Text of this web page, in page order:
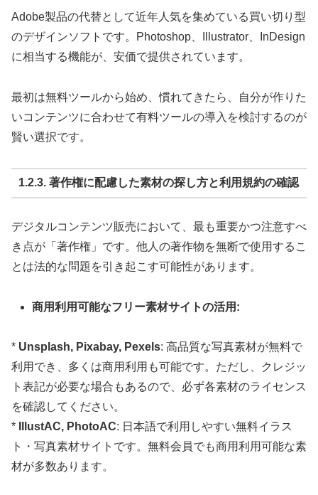
Adobe製品の代替として近年人気を集めている買い切り型
のデザインソフトです。Photoshop、Illustrator、InDesign
に相当する機能が、安価で提供されています。
最初は無料ツールから始め、慣れてきたら、自分が作りた
いコンテンツに合わせて有料ツールの導入を検討するのが
賢い選択です。
1.2.3. 著作権に配慮した素材の探し方と利用規約の確認
デジタルコンテンツ販売において、最も重要かつ注意すべ
き点が「著作権」です。他人の著作物を無断で使用するこ
とは法的な問題を引き起こす可能性があります。
商用利用可能なフリー素材サイトの活用:
* Unsplash, Pixabay, Pexels: 高品質な写真素材が無料で
利用でき、多くは商用利用も可能です。ただし、クレジッ
ト表記が必要な場合もあるので、必ず各素材のライセンス
を確認してください。
*
IllustAC, PhotoAC: 日本語で利用しやすい無料イラス
ト・写真素材サイトです。無料会員でも商用利用可能な素
材が多数あります。